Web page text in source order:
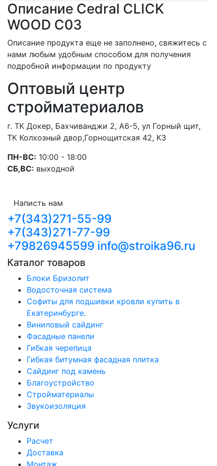
Описание Cedral CLICK
WOOD C03
Описание продукта еще не заполнено, свяжитесь с
нами любым удобным способом для получения
подробной информации по продукту
Оптовый центр
стройматериалов
г. ТК Докер, Бахчиванджи 2, А6-5, ул Горный щит,
ТК Колхозный двор,Горнощитская 42, К3
ПН-ВС: 10:00 - 18:00
СБ,ВС: выходной
Написть нам
+7(343)271-55-99
+7(343)271-77-99
+79826945599 info@stroika96.ru
Каталог товаров
Блоки Бризолит
Водосточная система
Софиты для подшивки кровли купить в
Екатеринбурге.
Виниловый сайдинг
Фасадные панели
Гибкая черепица
Гибкая битумная фасадная плитка
Сайдинг под камень
Благоустройство
Стройматериалы
Звукоизоляция
Услуги
Расчет
Доставка
Монтаж